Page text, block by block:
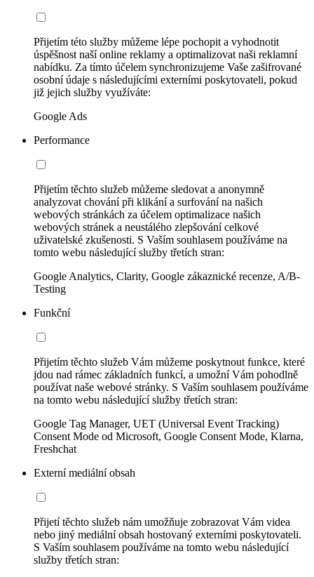
Přijetím této služby můžeme lépe pochopit a vyhodnotit
úspěšnost naší online reklamy a optimalizovat naši reklamní
nabídku. Za tímto účelem synchronizujeme Vaše zašifrované
osobní údaje s následujícími externími poskytovateli, pokud
již jejich služby využíváte:
Google Ads
Performance
Přijetím těchto služeb můžeme sledovat a anonymně
analyzovat chování při klikání a surfování na našich
webových stránkách za účelem optimalizace našich
webových stránek a neustálého zlepšování celkové
uživatelské zkušenosti. S Vaším souhlasem používáme na
tomto webu následující služby třetích stran:
Google Analytics, Clarity, Google zákaznické recenze, A/B-
Testing
Funkční
Přijetím těchto služeb Vám můžeme poskytnout funkce, které
jdou nad rámec základních funkcí, a umožní Vám pohodlně
používat naše webové stránky. S Vaším souhlasem používáme
na tomto webu následující služby třetích stran:
Google Tag Manager, UET (Universal Event Tracking)
Consent Mode od Microsoft, Google Consent Mode, Klarna,
Freshchat
Externí mediální obsah
Přijetí těchto služeb nám umožňuje zobrazovat Vám videa
nebo jiný mediální obsah hostovaný externími poskytovateli.
S Vaším souhlasem používáme na tomto webu následující
služby třetích stran: